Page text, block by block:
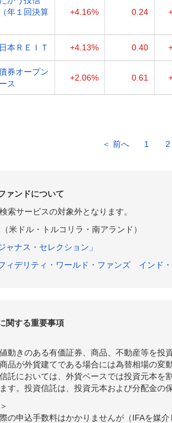
年１回決算
+4.16% 0.24
本ＲＥＩＴ +4.13% 0.40
券オープン
ス
+2.06% 0.61
＜ 前へ 1 2
ァンドについて
索サービスの対象外となります。
（米ドル・トルコリラ・南アランド）
ャナス・セレクション」
ィデリティ・ワールド・ファンズ インド
関する重要事項
動きのある有価証券、商品、不動産等を
品が外貨建てである場合には為替相場の
託においては、外貨ベースでは投資元本
す。投資信託は、投資元本および分配金の
の申込手数料はかかりませんが（IFAを媒